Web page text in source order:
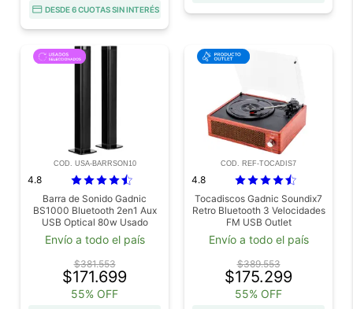
DESDE 6 CUOTAS SIN INTERÉS
COD. USA-BARRSON10
4.8
Barra de Sonido Gadnic
BS1000 Bluetooth 2en1 Aux
USB Optical 80w Usado
Envío a todo el país
$381.553
$171.699
55% OFF
COD. REF-TOCADIS7
4.8
Tocadiscos Gadnic Soundix7
Retro Bluetooth 3 Velocidades
FM USB Outlet
Envío a todo el país
$389.553
$175.299
55% OFF